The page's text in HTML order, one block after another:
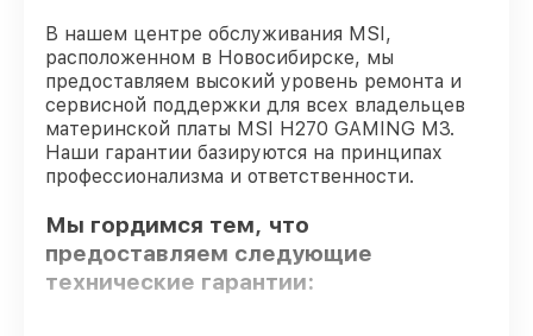
В нашем центре обслуживания MSI,
расположенном в Новосибирске, мы
предоставляем высокий уровень ремонта и
сервисной поддержки для всех владельцев
материнской платы MSI H270 GAMING M3.
Наши гарантии базируются на принципах
профессионализма и ответственности.
Мы гордимся тем, что
предоставляем следующие
технические гарантии: